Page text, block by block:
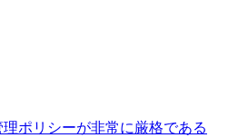
理ポリシーが非常に厳格である